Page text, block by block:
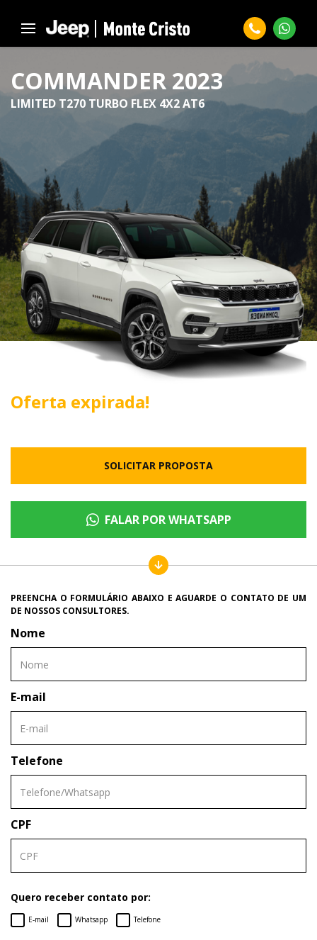
COMMANDER 2023
LIMITED T270 TURBO FLEX 4X2 AT6
Oferta expirada!
SOLICITAR PROPOSTA
FALAR POR WHATSAPP
PREENCHA O FORMULÁRIO ABAIXO E AGUARDE O CONTATO DE UM
DE NOSSOS CONSULTORES.
Nome
E-mail
Telefone
CPF
Quero receber contato por:
E-mail Whatsapp Telefone